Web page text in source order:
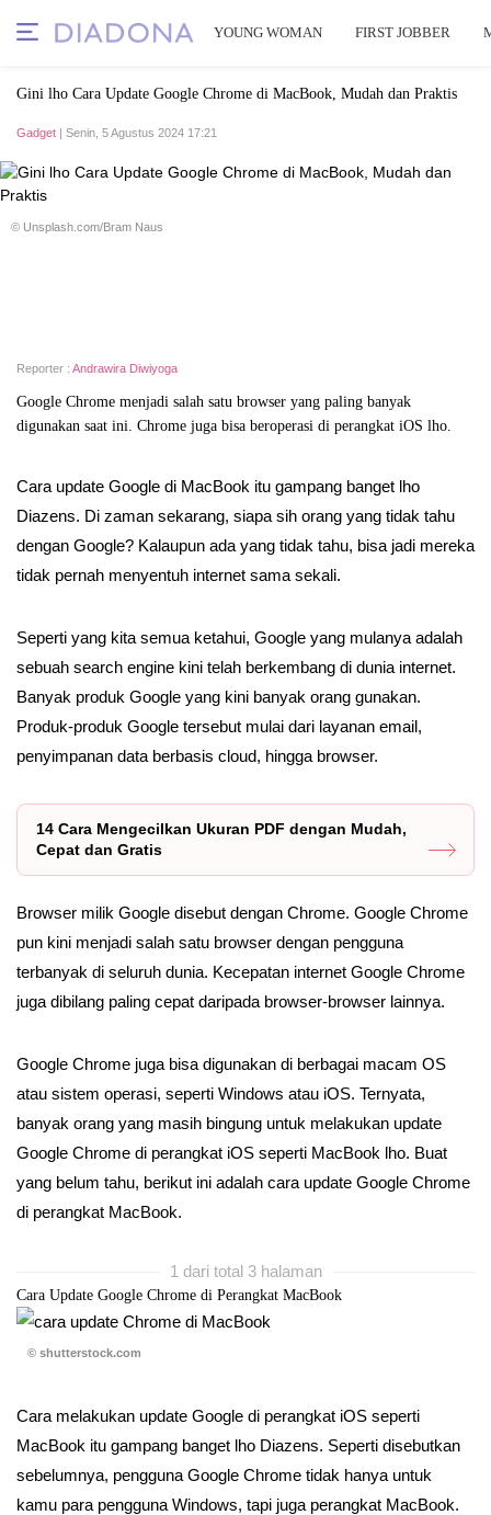
YOUNG WOMAN FIRST JOBBER
Gini lho Cara Update Google Chrome di MacBook, Mudah dan Praktis
Gadget | Senin, 5 Agustus 2024 17:21
© Unsplash.com/Bram Naus
Reporter : Andrawira Diwiyoga
Google Chrome menjadi salah satu browser yang paling banyak
digunakan saat ini. Chrome juga bisa beroperasi di perangkat iOS lho.
Cara update Google di MacBook itu gampang banget lho
Diazens. Di zaman sekarang, siapa sih orang yang tidak tahu
dengan Google? Kalaupun ada yang tidak tahu, bisa jadi mereka
tidak pernah menyentuh internet sama sekali.
Seperti yang kita semua ketahui, Google yang mulanya adalah
sebuah search engine kini telah berkembang di dunia internet.
Banyak produk Google yang kini banyak orang gunakan.
Produk-produk Google tersebut mulai dari layanan email,
penyimpanan data berbasis cloud, hingga browser.
14 Cara Mengecilkan Ukuran PDF dengan Mudah,
Cepat dan Gratis
Browser milik Google disebut dengan Chrome. Google Chrome
pun kini menjadi salah satu browser dengan pengguna
terbanyak di seluruh dunia. Kecepatan internet Google Chrome
juga dibilang paling cepat daripada browser-browser lainnya.
Google Chrome juga bisa digunakan di berbagai macam OS
atau sistem operasi, seperti Windows atau iOS. Ternyata,
banyak orang yang masih bingung untuk melakukan update
Google Chrome di perangkat iOS seperti MacBook lho. Buat
yang belum tahu, berikut ini adalah cara update Google Chrome
di perangkat MacBook.
1 dari total 3 halaman
Cara Update Google Chrome di Perangkat MacBook
© shutterstock.com
Cara melakukan update Google di perangkat iOS seperti
MacBook itu gampang banget lho Diazens. Seperti disebutkan
sebelumnya, pengguna Google Chrome tidak hanya untuk
kamu para pengguna Windows, tapi juga perangkat MacBook.